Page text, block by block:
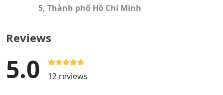
5, Thành phố Hồ Chí Minh
Reviews
5.0 12 reviews